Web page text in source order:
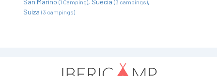
San Marino (1 Camping) Suecia (3 campings)
Suiza (3 campings)